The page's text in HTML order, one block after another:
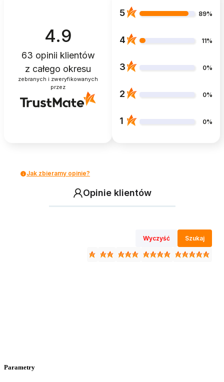
4.9
63 opinii klientów
z całego okresu
zebranych i zweryfikowanych
przez
5 89%
4 11%
3 0%
2 0%
1 0%
Jak zbieramy opinie?
Opinie klientów
Wyczyść Szukaj
Parametry